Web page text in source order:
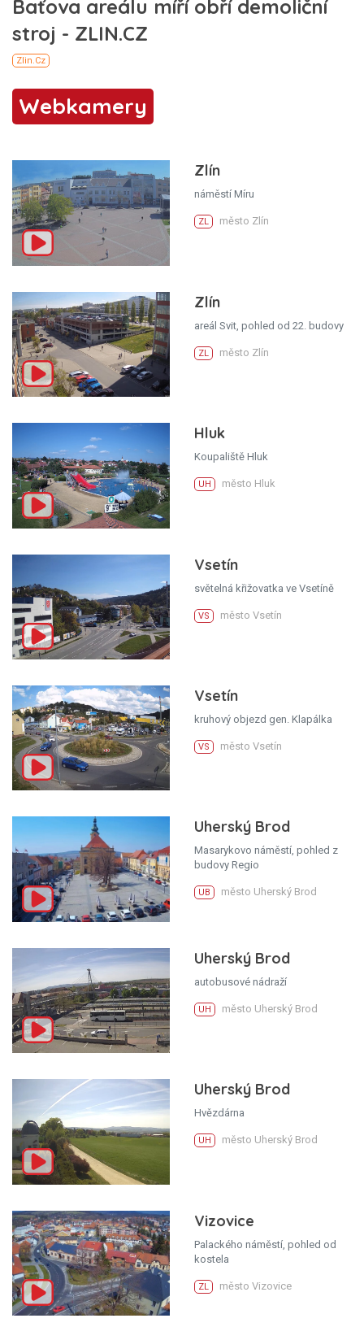
Webkamery
Zlín
náměstí Míru
ZL město Zlín
Zlín
areál Svit, pohled od 22. budovy
ZL město Zlín
Hluk
Koupaliště Hluk
UH město Hluk
Vsetín
světelná křižovatka ve Vsetíně
VS město Vsetín
Vsetín
kruhový objezd gen. Klapálka
VS město Vsetín
Uherský Brod
Masarykovo náměstí, pohled z
budovy Regio
UB město Uherský Brod
Uherský Brod
autobusové nádraží
UH město Uherský Brod
Uherský Brod
Hvězdárna
UH město Uherský Brod
Vizovice
Palackého náměstí, pohled od
kostela
ZL město Vizovice